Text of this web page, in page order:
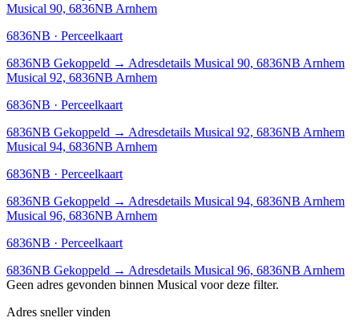
Musical 90, 6836NB Arnhem
6836NB · Perceelkaart
6836NB Gekoppeld → Adresdetails Musical 90, 6836NB Arnhem
Musical 92, 6836NB Arnhem
6836NB · Perceelkaart
6836NB Gekoppeld → Adresdetails Musical 92, 6836NB Arnhem
Musical 94, 6836NB Arnhem
6836NB · Perceelkaart
6836NB Gekoppeld → Adresdetails Musical 94, 6836NB Arnhem
Musical 96, 6836NB Arnhem
6836NB · Perceelkaart
6836NB Gekoppeld → Adresdetails Musical 96, 6836NB Arnhem
Geen adres gevonden binnen Musical voor deze filter.
Adres sneller vinden